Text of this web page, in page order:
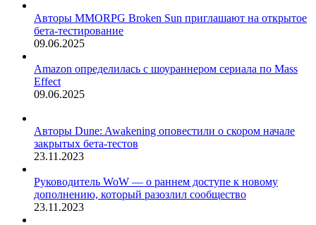
Авторы MMORPG Broken Sun приглашают на открытое
бета-тестирование
09.06.2025
Amazon определилась с шоураннером сериала по Mass
Effect
09.06.2025
Авторы Dune: Awakening оповестили о скором начале
закрытых бета-тестов
23.11.2023
Руководитель WoW — о раннем доступе к новому
дополнению, который разозлил сообщество
23.11.2023